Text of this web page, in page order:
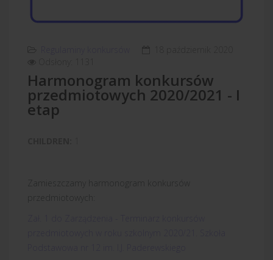
Harmonogram konkursów
przedmiotowych 2020/2021 - I
etap
Zamieszczamy harmonogram konkursów
przedmiotowych: